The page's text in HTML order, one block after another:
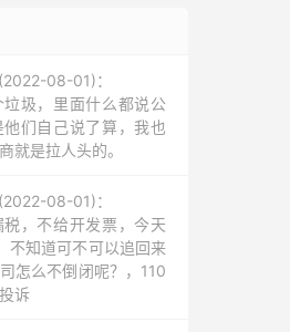
08-01)：
圾，里面什么都说公
们自己说了算，我也
就是拉人头的。
08-01)：
，不给开发票，今天
不知道可不可以追回来
怎么不倒闭呢？，110
诉